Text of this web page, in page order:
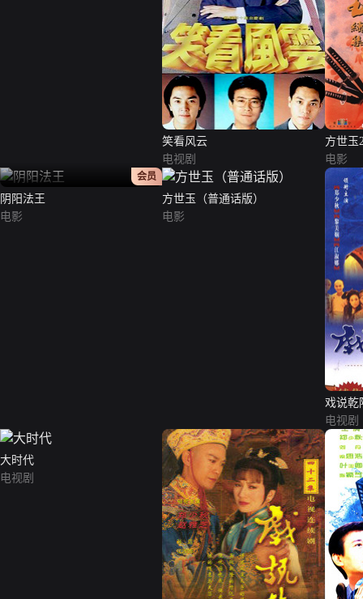
笑看风云
电视剧
方世玉
电影
正片
会员
阴阳法王
电影
方世玉（普通话版）
电影
戏说乾
电视剧
大时代
电视剧